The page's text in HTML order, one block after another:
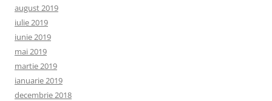
august 2019
iulie 2019
iunie 2019
mai 2019
martie 2019
ianuarie 2019
decembrie 2018